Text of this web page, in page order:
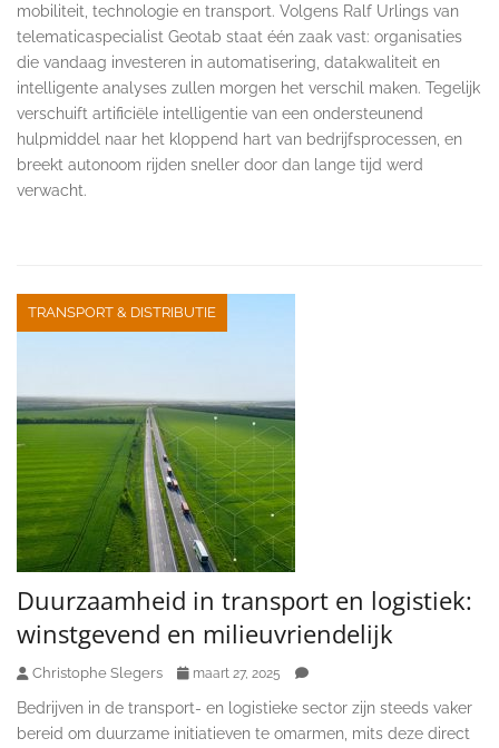
mobiliteit, technologie en transport. Volgens Ralf Urlings van
telematicaspecialist Geotab staat één zaak vast: organisaties
die vandaag investeren in automatisering, datakwaliteit en
intelligente analyses zullen morgen het verschil maken. Tegelijk
verschuift artificiële intelligentie van een ondersteunend
hulpmiddel naar het kloppend hart van bedrijfsprocessen, en
breekt autonoom rijden sneller door dan lange tijd werd
verwacht.
TRANSPORT & DISTRIBUTIE
Duurzaamheid in transport en logistiek:
winstgevend en milieuvriendelijk
Christophe Slegers maart 27, 2025
Bedrijven in de transport- en logistieke sector zijn steeds vaker
bereid om duurzame initiatieven te omarmen, mits deze direct